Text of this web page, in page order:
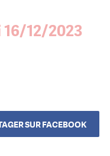
16/12/2023
SUR FACEBOOK